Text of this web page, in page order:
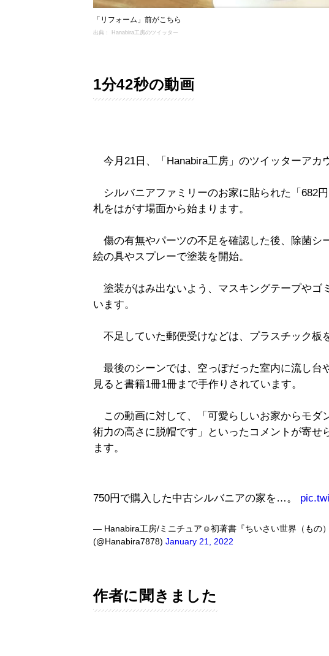
「リフォーム」前がこちら
出典： Hanabira工房のツイッター
1分42秒の動画
今月21日、「Hanabira工房」のツイッターアカ
シルバニアファミリーのお家に貼られた「682
札をはがす場面から始まります。
傷の有無やパーツの不足を確認した後、除菌シ
絵の具やスプレーで塗装を開始。
塗装がはみ出ないよう、マスキングテープやゴ
います。
不足していた郵便受けなどは、プラスチック板
最後のシーンでは、空っぽだった室内に流し台
見ると書籍1冊1冊まで手作りされています。
この動画に対して、「可愛らしいお家からモダ
術力の高さに脱帽です」といったコメントが寄せ
ます。
750円で購入した中古シルバニアの家を…。
— Hanabira工房/ミニチュア☺︎初著書『ちいさい世界（もの
(@Hanabira7878) January 21, 2022
作者に聞きました